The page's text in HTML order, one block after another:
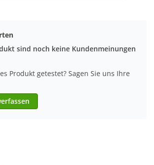
sind noch keine Kundenmeinungen
Produkt getestet? Sagen Sie uns Ihre